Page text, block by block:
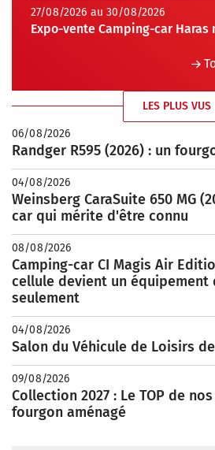
27/08/2026 au 30/08/2026
Expo-vente Camping-car Haras
LES PLUS VUS
06/08/2026
Randger R595 (2026) : un
04/08/2026
Weinsberg CaraSuite 650 MG
car qui mérite d'être connu
08/08/2026
Camping-car CI Magis Air
cellule devient un équipement
seulement
04/08/2026
Salon du Véhicule de Loisirs
09/08/2026
Collection 2027 : Le TOP de
fourgon aménagé